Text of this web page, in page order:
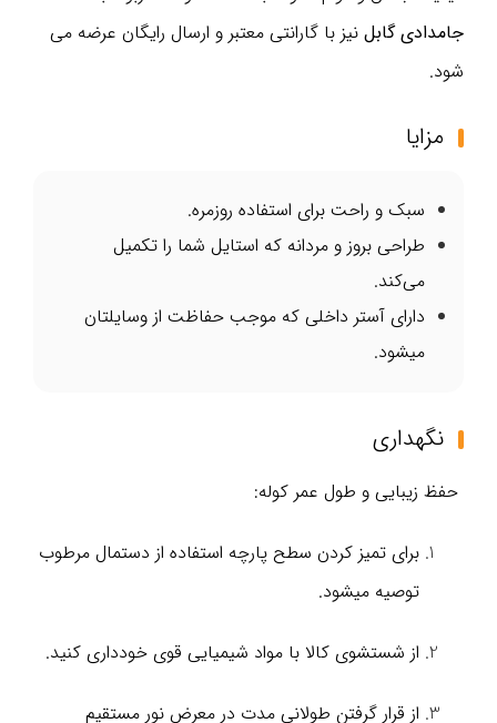
جامدادی گابل نیز با گارانتی معتبر و ارسال رایگان عرضه می
شود.
مزایا
سبک و راحت برای استفاده روزمره.
طراحی بروز و مردانه که استایل شما را تکمیل
می‌کند.
دارای آستر داخلی که موجب حفاظت از وسایلتان
میشود.
نگهداری
حفظ زیبایی و طول عمر کوله:
برای تمیز کردن سطح پارچه استفاده از دستمال مرطوب
توصیه میشود.
از شستشوی کالا با مواد شیمیایی قوی خودداری کنید.
از قرار گرفتن طولانی مدت در معرض نور مستقیم